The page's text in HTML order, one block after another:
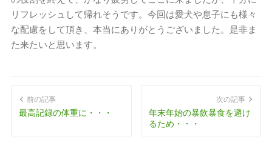
リフレッシュして帰れそうです。今回は愛犬や息子にも様々
な配慮をして頂き、本当にありがとうございました。是非ま
た来たいと思います。
前の記事
最高記録の体重に・・・
次の記事
年末年始の暴飲暴食を避け
るため・・・